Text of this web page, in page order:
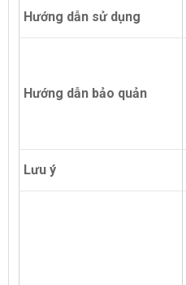
Hướng dẫn sử dụng
Hướng dẫn bảo quản
Lưu ý